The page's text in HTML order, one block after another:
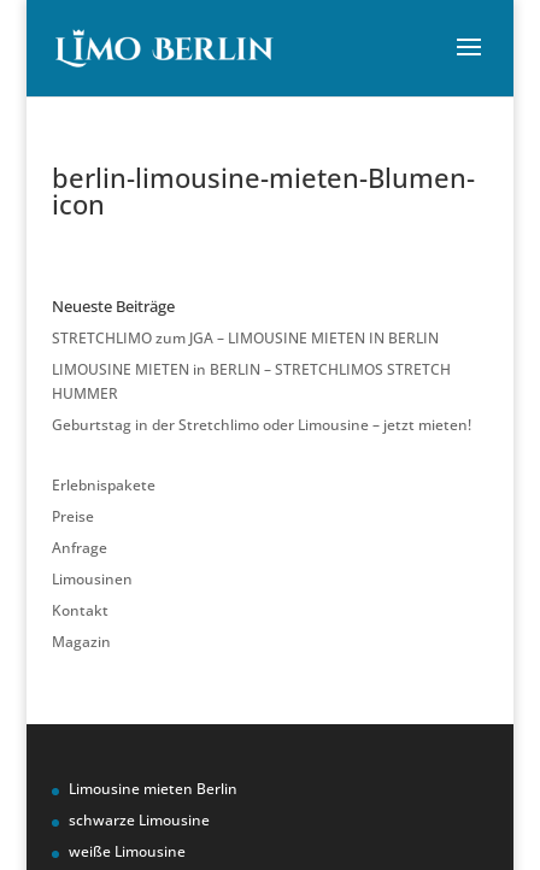
berlin-limousine-mieten-Blumen-
icon
Neueste Beiträge
STRETCHLIMO zum JGA – LIMOUSINE MIETEN IN BERLIN
LIMOUSINE MIETEN in BERLIN – STRETCHLIMOS STRETCH
HUMMER
Geburtstag in der Stretchlimo oder Limousine – jetzt mieten!
Erlebnispakete
Preise
Anfrage
Limousinen
Kontakt
Magazin
Limousine mieten Berlin
schwarze Limousine
weiße Limousine